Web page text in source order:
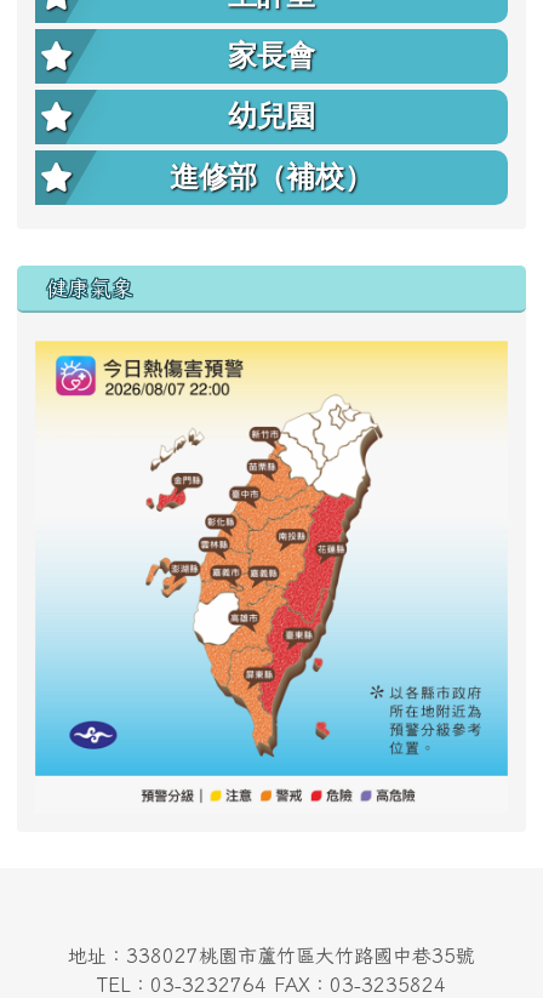
家長會
幼兒園
進修部（補校）
右邊區域內容
健康氣象
地址：338027桃園市蘆竹區大竹路國中巷35號
TEL：03-3232764 FAX：03-3235824